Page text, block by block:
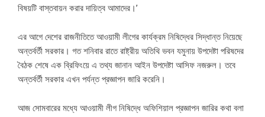
বিষয়টি বাস্তবায়ন করার দায়িত্ব আমাদের।’
এর আগে দেশের রাজনীতিতে আওয়ামী লীগের কার্যক্রম নিষিদ্ধের সিদ্ধান্ত নিয়েছে
অন্তর্বর্তী সরকার। গত শনিবার রাতে রাষ্ট্রীয় অতিথি ভবন যমুনায় উপদেষ্টা পরিষদের
বৈঠক শেষে এক ব্রিফিংয়ে এ তথ্য জানান আইন উপদেষ্টা আসিফ নজরুল। তবে
অন্তর্বর্তী সরকার এখন পর্যন্ত প্রজ্ঞাপন জারি করেনি।
আজ সোমবারের মধ্যে আওয়ামী লীগ নিষিদ্ধে অফিশিয়াল প্রজ্ঞাপন জারির কথা বলা